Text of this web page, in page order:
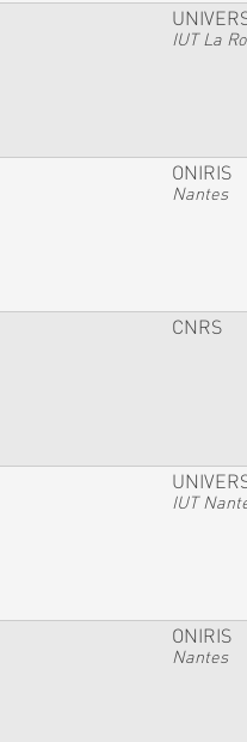
IUT La
ONIRIS
Nantes
CNRS
IUT
ONIRIS
Nantes